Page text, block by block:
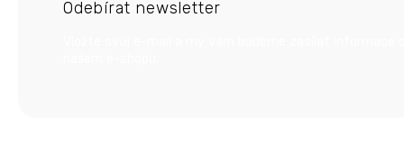
Odebírat newsletter